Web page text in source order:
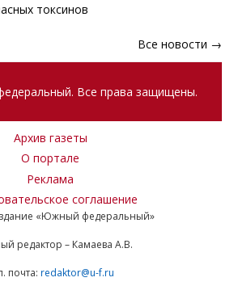
токсинов
Все новости →
Все права защищены.
Архив газеты
О портале
Реклама
соглашение
«Южный федеральный»
редактор – Камаева А.В.
почта: redaktor@u-f.ru